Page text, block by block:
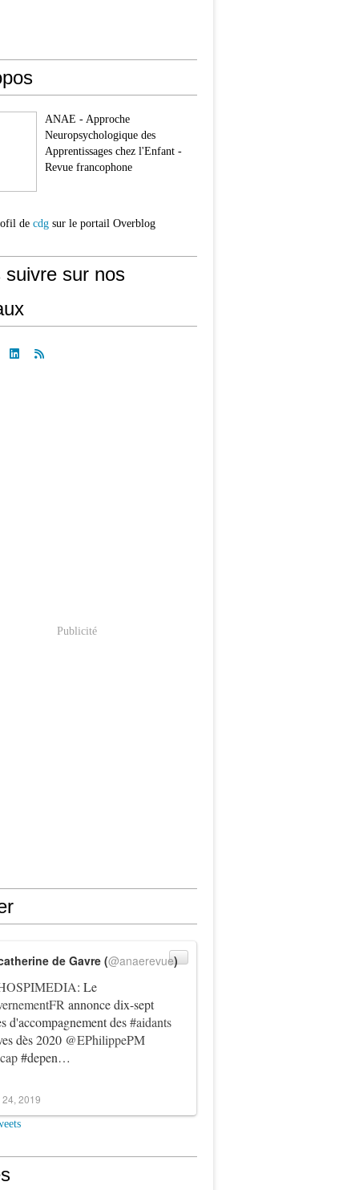
ANAE - Approche
Neuropsychologique des
Apprentissages chez l'Enfant -
Revue francophone
de cdg sur le portail Overblog
suivre sur nos
Publicité
: Le
annonce dix-sept
d'accompagnement des#aidants
dès 2020 @EPhilippePM
#depen…
de Gavre (@anaerevue)
2019